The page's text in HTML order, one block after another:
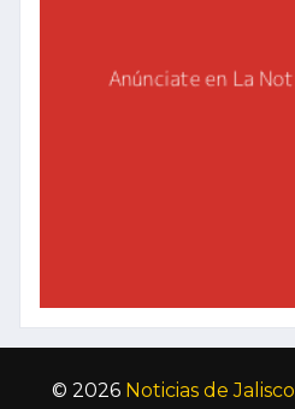
© 2026 Noticias de Jalisco